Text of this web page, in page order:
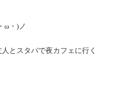
ω・)ノ
とスタバで夜カフェに行く